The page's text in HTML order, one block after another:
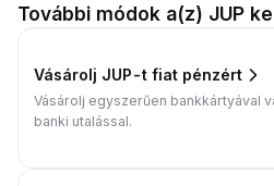
További módok a(z) JUP
Vásárolj JUP-t fiat pénzért
Vásárolj egyszerűen bankkártyával
banki utalással.